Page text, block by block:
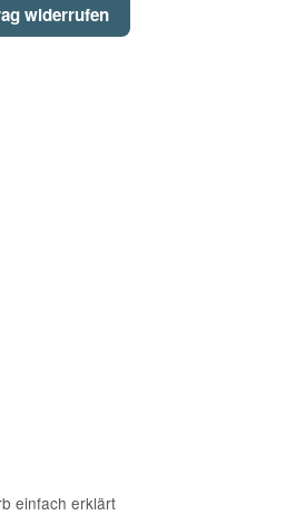
widerrufen
einfach erklärt